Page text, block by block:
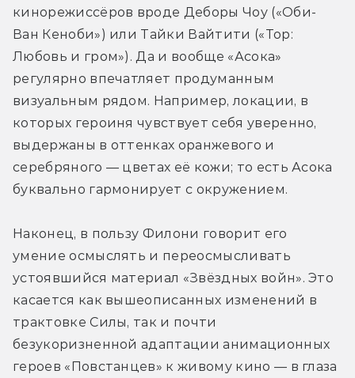
кинорежиссёров вроде Деборы Чоу («Оби-
Ван Кеноби») или Тайки Вайтити («Тор:
Любовь и гром»). Да и вообще «Асока»
регулярно впечатляет продуманным
визуальным рядом. Например, локации, в
которых героиня чувствует себя уверенно,
выдержаны в оттенках оранжевого и
серебряного — цветах её кожи; то есть Асока
буквально гармонирует с окружением.
Наконец, в пользу Филони говорит его
умение осмыслять и переосмысливать
устоявшийся материал «Звёздных войн». Это
касается как вышеописанных изменений в
трактовке Силы, так и почти
безукоризненной адаптации анимационных
героев «Повстанцев» к живому кино — в глаза